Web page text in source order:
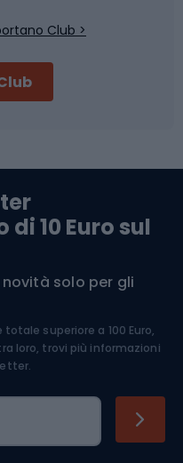
Club >
10 Euro sul
solo per gli
superiore a 100 Euro,
loro, trovi più informazioni